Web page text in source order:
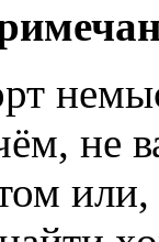
не